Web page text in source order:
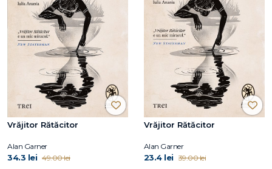
Vrăjitor Rătăcitor
Alan Garner
34.3 lei 49.00 lei
Vrăjitor Rătăcitor
Alan Garner
23.4 lei 39.00 lei